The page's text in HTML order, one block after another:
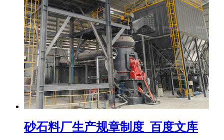
砂石料厂生产规章制度_百度文库